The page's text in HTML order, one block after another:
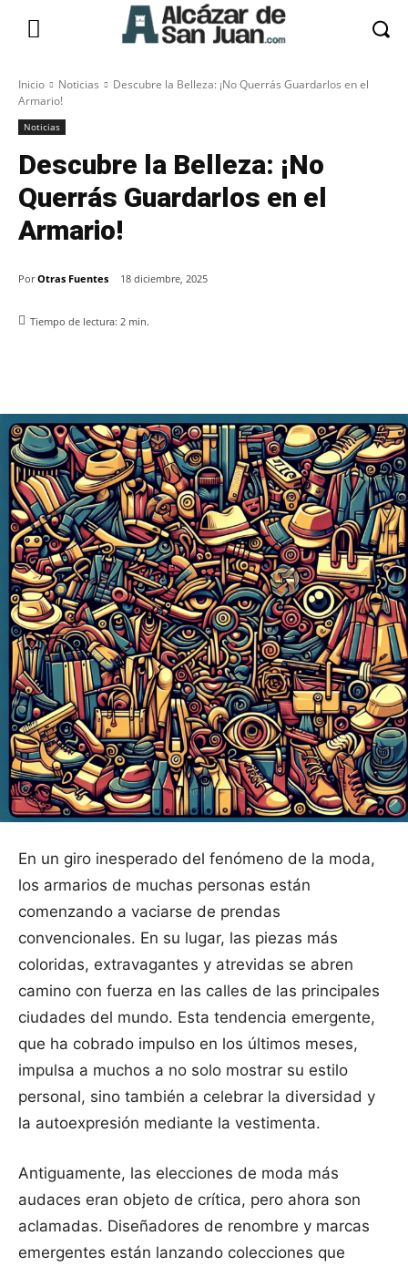
Inicio Noticias
Descubre la Belleza: ¡No Querrás Guardarlos en el
Armario!
Noticias
Descubre la Belleza: ¡No
Querrás Guardarlos en el
Armario!
Por Otras Fuentes 18 diciembre, 2025
Tiempo de lectura: 2 min.
En un giro inesperado del fenómeno de la moda,
los armarios de muchas personas están
comenzando a vaciarse de prendas
convencionales. En su lugar, las piezas más
coloridas, extravagantes y atrevidas se abren
camino con fuerza en las calles de las principales
ciudades del mundo. Esta tendencia emergente,
que ha cobrado impulso en los últimos meses,
impulsa a muchos a no solo mostrar su estilo
personal, sino también a celebrar la diversidad y
la autoexpresión mediante la vestimenta.
Antiguamente, las elecciones de moda más
audaces eran objeto de crítica, pero ahora son
aclamadas. Diseñadores de renombre y marcas
emergentes están lanzando colecciones que